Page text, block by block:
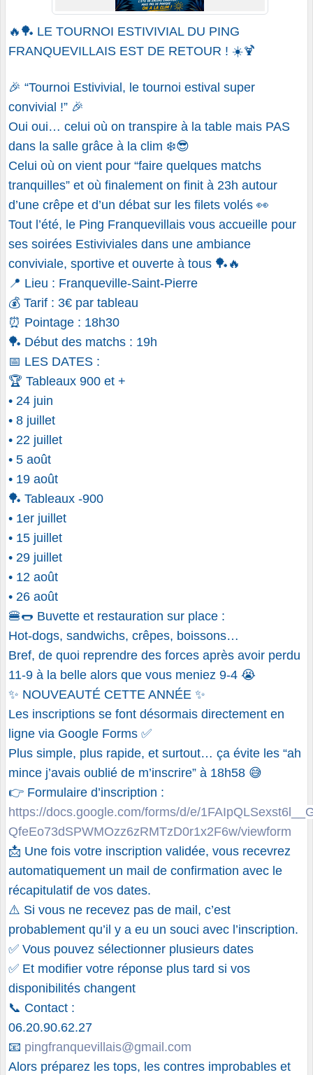
🔥🏓 LE TOURNOI ESTIVIVIAL DU PING
FRANQUEVILLAIS EST DE RETOUR ! ☀️🍹
🎉 “Tournoi Estivivial, le tournoi estival super
convivial !” 🎉
Oui oui… celui où on transpire à la table mais PAS
dans la salle grâce à la clim ❄️😎
Celui où on vient pour “faire quelques matchs
tranquilles” et où finalement on finit à 23h autour
d’une crêpe et d’un débat sur les filets volés 👀
Tout l’été, le Ping Franquevillais vous accueille pour
ses soirées Estiviviales dans une ambiance
conviviale, sportive et ouverte à tous 🏓🔥
📍 Lieu : Franqueville-Saint-Pierre
💰 Tarif : 3€ par tableau
⏰ Pointage : 18h30
🏓 Début des matchs : 19h
📅 LES DATES :
🏆 Tableaux 900 et +
• 24 juin
• 8 juillet
• 22 juillet
• 5 août
• 19 août
🏓 Tableaux -900
• 1er juillet
• 15 juillet
• 29 juillet
• 12 août
• 26 août
🍔🌭 Buvette et restauration sur place :
Hot-dogs, sandwichs, crêpes, boissons…
Bref, de quoi reprendre des forces après avoir perdu
11-9 à la belle alors que vous meniez 9-4 😭
✨ NOUVEAUTÉ CETTE ANNÉE ✨
Les inscriptions se font désormais directement en
ligne via Google Forms ✅
Plus simple, plus rapide, et surtout… ça évite les “ah
mince j’avais oublié de m’inscrire” à 18h58 😅
👉 Formulaire d’inscription :
https://docs.google.com/forms/d/e/
QfeEo73dSPWMOzz6zRMTzD0r1x2F6w/viewform
📩 Une fois votre inscription validée, vous recevrez
automatiquement un mail de confirmation avec le
récapitulatif de vos dates.
⚠️ Si vous ne recevez pas de mail, c’est
probablement qu’il y a eu un souci avec l’inscription.
✅ Vous pouvez sélectionner plusieurs dates
✅ Et modifier votre réponse plus tard si vos
disponibilités changent
📞 Contact :
06.20.90.62.27
📧 pingfranquevillais@gmail.com
Alors préparez les tops, les contres improbables et